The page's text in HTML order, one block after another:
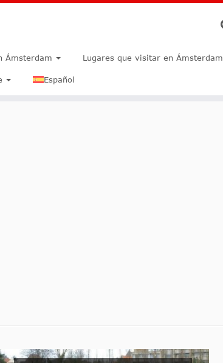
Ámsterdam Lugares que visitar en Ámsterdam
Español